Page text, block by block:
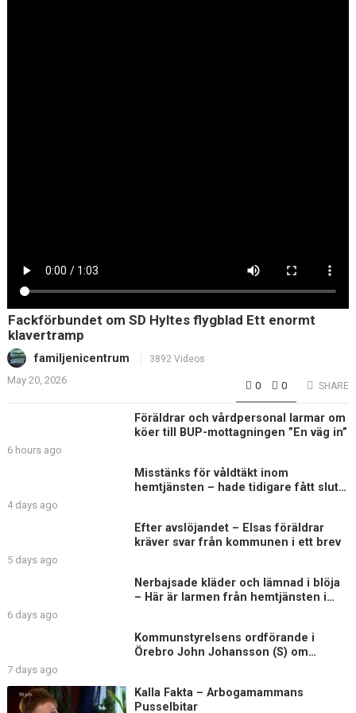
Fackförbundet om SD Hyltes flygblad Ett enormt
klavertramp
familjenicentrum 3892 Videos
May 20, 2026 0 0 SHARE
Föräldrar och vårdpersonal larmar om
köer till BUP-mottagningen ”En väg in”
6 hours ago
Misstänks för våldtäkt inom
hemtjänsten – hade tidigare fått sluta
4 days ago
Efter avslöjandet – Elsas föräldrar
kräver svar från kommunen i ett brev
5 days ago
Nerbajsade kläder och lämnad i blöja
– Här är larmen från hemtjänsten i
6 days ago
Kommunstyrelsens ordförande i
Örebro John Johansson (S) om
7 days ago
Kalla Fakta – Arbogamammans
Pusselbitar